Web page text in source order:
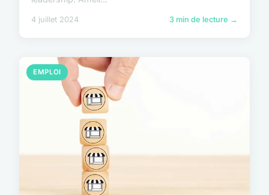
4 juillet 2024 3 min de lecture →
EMPLOI